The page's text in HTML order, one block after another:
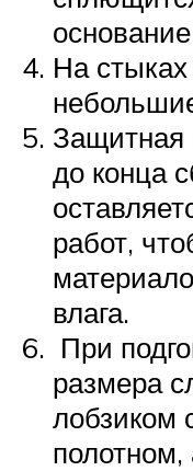
На стыках
Защитная
до конца
работ,
влага.
При
размера
лобзиком
полотном,